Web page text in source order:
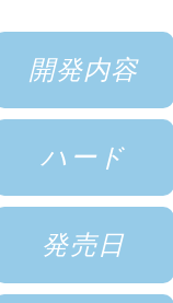
開発内容
ハード
発売日